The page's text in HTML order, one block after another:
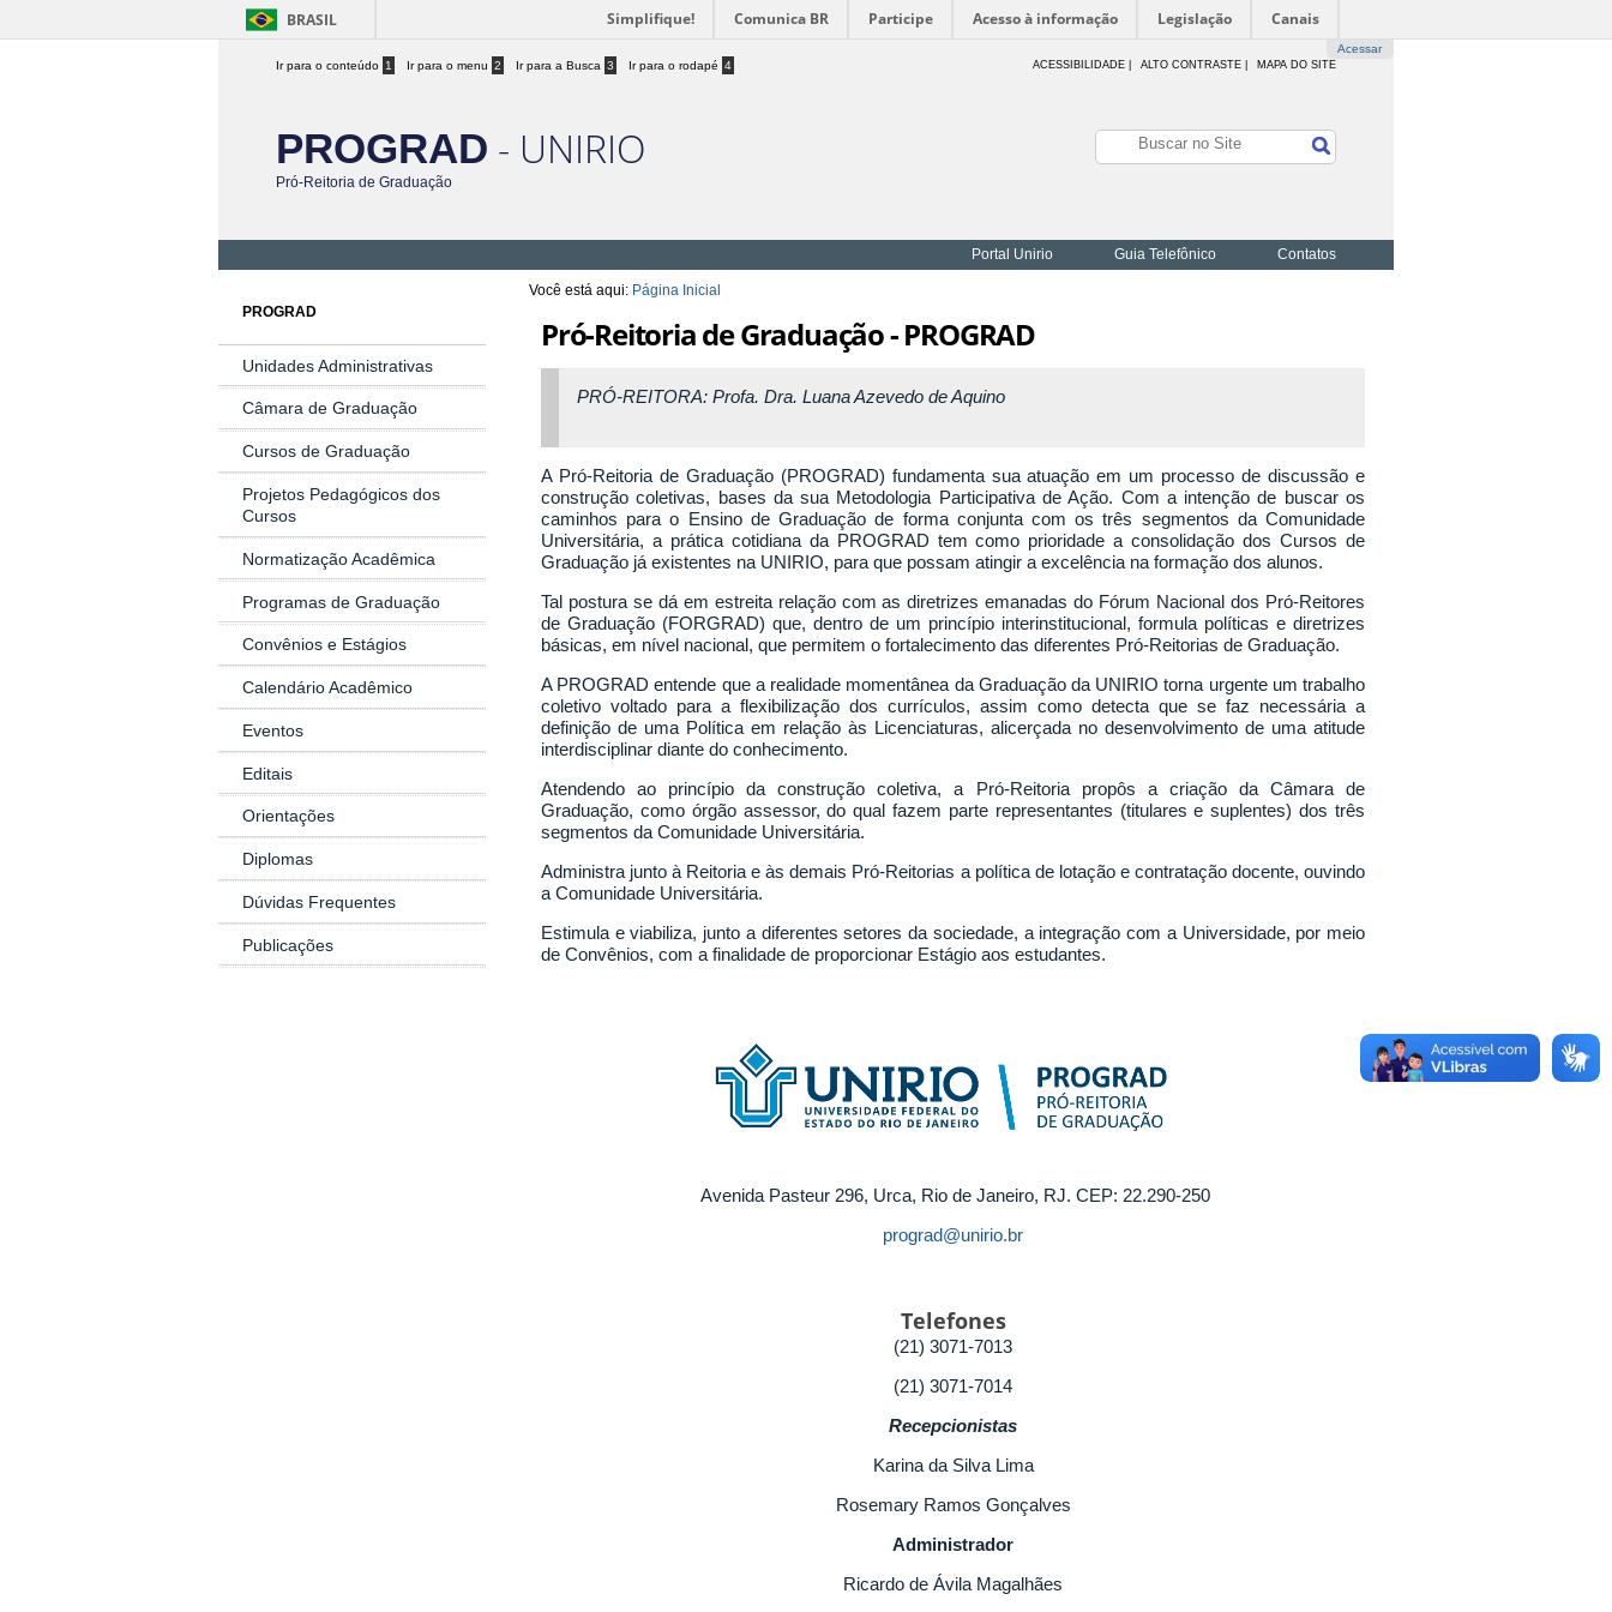
BRASIL Simplifique! Comunica BR Participe Acesso à informação Legislação Canais
Acessar
Ir para o conteúdo 1 Ir para o menu 2 Ir para a Busca 3 Ir para o rodapé 4 ACESSIBILIDADE ALTO CONTRASTE | MAPA DO SITE
PROGRAD - UNIRIO
Pró-Reitoria de Graduação
Portal Unirio Guia Telefônico Contatos
Você está aqui: Página Inicial
Pró-Reitoria de Graduação - PROGRAD
PRÓ-REITORA: Profa. Dra. Luana Azevedo de Aquino
A Pró-Reitoria de Graduação (PROGRAD) fundamenta sua atuação em um processo de discussão e
construção coletivas, bases da sua Metodologia Participativa de Ação. Com a intenção de buscar os
caminhos para o Ensino de Graduação de forma conjunta com os três segmentos da Comunidade
Universitária, a prática cotidiana da PROGRAD tem como prioridade a consolidação dos Cursos de
Graduação já existentes na UNIRIO, para que possam atingir a excelência na formação dos alunos.
Tal postura se dá em estreita relação com as diretrizes emanadas do Fórum Nacional dos Pró-Reitores
de Graduação (FORGRAD) que, dentro de um princípio interinstitucional, formula políticas e diretrizes
básicas, em nível nacional, que permitem o fortalecimento das diferentes Pró-Reitorias de Graduação.
A PROGRAD entende que a realidade momentânea da Graduação da UNIRIO torna urgente um trabalho
coletivo voltado para a flexibilização dos currículos, assim como detecta que se faz necessária a
definição de uma Política em relação às Licenciaturas, alicerçada no desenvolvimento de uma atitude
interdisciplinar diante do conhecimento.
Atendendo ao princípio da construção coletiva, a Pró-Reitoria propôs a criação da Câmara de
Graduação, como órgão assessor, do qual fazem parte representantes (titulares e suplentes) dos três
segmentos da Comunidade Universitária.
Administra junto à Reitoria e às demais Pró-Reitorias a política de lotação e contratação docente, ouvindo
a Comunidade Universitária.
Estimula e viabiliza, junto a diferentes setores da sociedade, a integração com a Universidade, por meio
de Convênios, com a finalidade de proporcionar Estágio aos estudantes.
Avenida Pasteur 296, Urca, Rio de Janeiro, RJ. CEP: 22.290-250
prograd@unirio.br
Telefones
(21) 3071-7013
(21) 3071-7014
Recepcionistas
Karina da Silva Lima
Rosemary Ramos Gonçalves
Administrador
Ricardo de Ávila Magalhães
PROGRAD
Unidades Administrativas
Câmara de Graduação
Cursos de Graduação
Projetos Pedagógicos dos
Cursos
Normatização Acadêmica
Programas de Graduação
Convênios e Estágios
Calendário Acadêmico
Eventos
Editais
Orientações
Diplomas
Dúvidas Frequentes
Publicações